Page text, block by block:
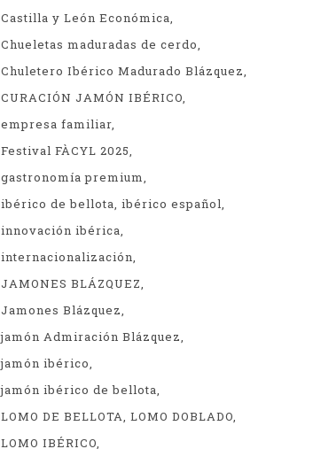
Castilla y León Económica
Chueletas maduradas de cerdo
Chuletero Ibérico Madurado Blázquez
CURACIÓN JAMÓN IBÉRICO
empresa familiar
Festival FÀCYL 2025
gastronomía premium
ibérico de bellota ibérico español
innovación ibérica
internacionalización
JAMONES BLÁZQUEZ
Jamones Blázquez
jamón Admiración Blázquez
jamón ibérico
jamón ibérico de bellota
LOMO DE BELLOTA LOMO DOBLADO
LOMO IBÉRICO